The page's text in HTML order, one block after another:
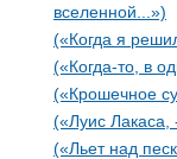
вселенной...»)
(«Когда я
(«Когда-то, в
(«Крошечное
(«Луис Лакаса,
(«Льет над